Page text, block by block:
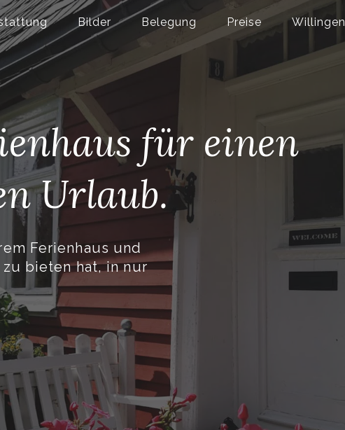
Bilder Belegung Preise Willingen
für einen
Urlaub.
Ferienhaus und
bieten hat, in nur